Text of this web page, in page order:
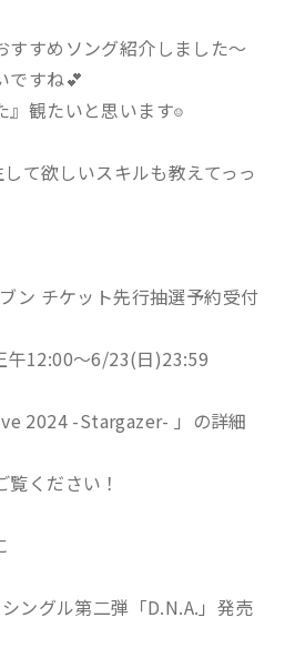
すすめソング紹介しました〜
ですね💕
観たいと思います☺️
て欲しいスキルも教えてっっ
ン チケット先行抽選予約受付
午12:00〜6/23(日)23:59
2024 -Stargazer- 」の詳細
覧ください！
ングル第二弾「D.N.A.」発売